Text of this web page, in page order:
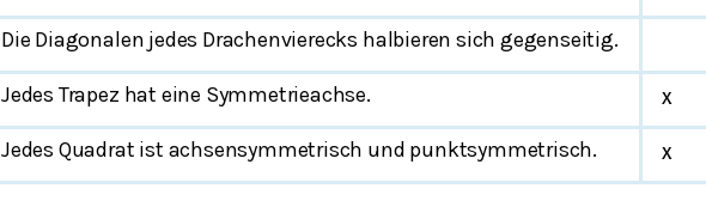
Die Diagonalen jedes Drachenvierecks halbieren sich gegenseitig.
Jedes Trapez hat eine Symmetrieachse. x
Jedes Quadrat ist achsensymmetrisch und punktsymmetrisch. x